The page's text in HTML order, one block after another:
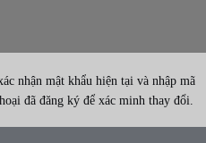
nhận mật khẩu hiện tại và nhập mã
đã đăng ký để xác minh thay đổi.